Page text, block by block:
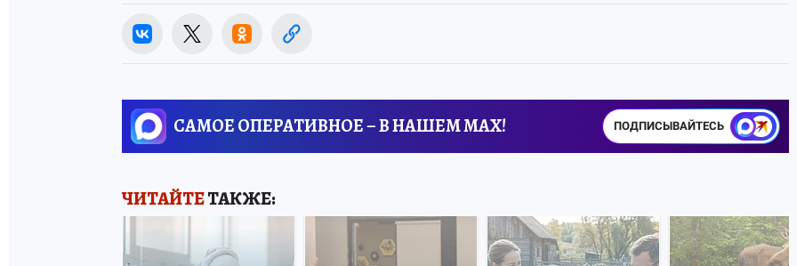
САМОЕ ОПЕРАТИВНОЕ – В НАШЕМ MAX! ПОДПИСЫВАЙТЕСЬ
ЧИТАЙТЕТАКЖЕ: